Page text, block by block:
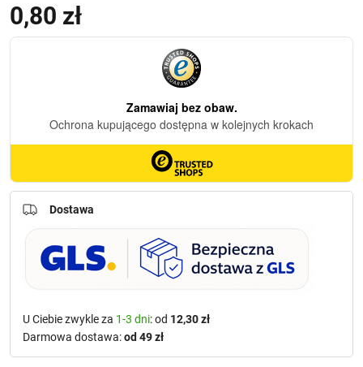
0,80 zł
Dostawa
U Ciebie zwykle za 1-3 dni: od 12,30 zł
Darmowa dostawa:od 49 zł